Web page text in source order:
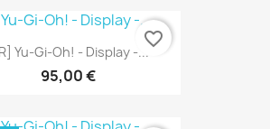
Yu-Gi-Oh! - Display -...
95,00 €
favorite_border